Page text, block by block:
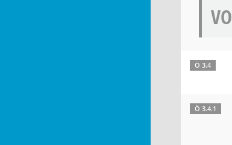
VO
Ö 3.4
Ö 3.4.1